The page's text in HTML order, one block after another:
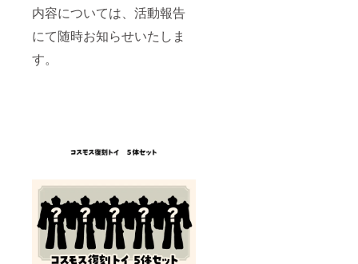
内容については、活動報告
にて随時お知らせいたしま
す。